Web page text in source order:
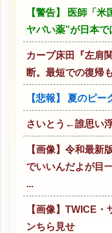
【警告】 医師「
ヤバい薬”が日本で
カープ床田『左肩
断。最短での復帰
【悲報】 夏のピ
さいとう←誰思い
【画像】令和最
でいいんだよが目
...
【画像】TWICE
ンちら見せ